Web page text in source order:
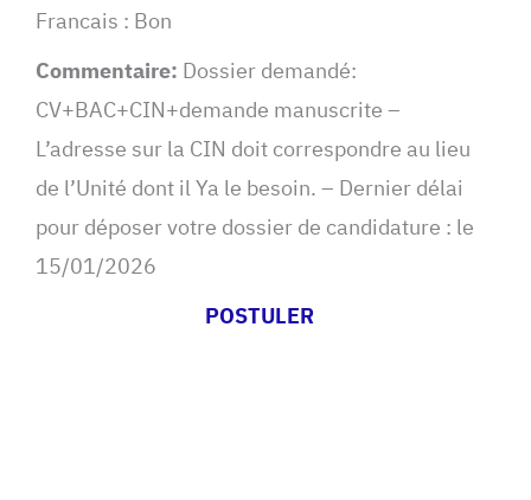
Francais : Bon
Commentaire: Dossier demandé:
CV+BAC+CIN+demande manuscrite –
L’adresse sur la CIN doit correspondre au lieu
de l’Unité dont il Ya le besoin. – Dernier délai
pour déposer votre dossier de candidature : le
15/01/2026
POSTULER